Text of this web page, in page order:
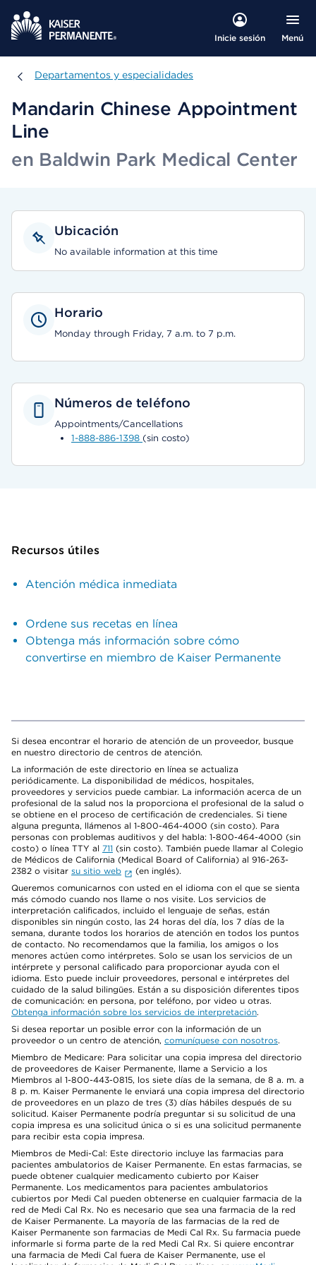
Inicie sesión Menú
Departamentos y especialidades
Departamentos y especialidades
Mandarin Chinese Appointment
Line
en Baldwin Park Medical Center
Ubicación
No available information at this time
Horario
Monday through Friday, 7 a.m. to 7 p.m.
Números de teléfono
Appointments/Cancellations
1-888-886-1398 (sin costo)
Recursos útiles
Atención médica inmediata
Ordene sus recetas en línea
Obtenga más información sobre cómo
convertirse en miembro de Kaiser Permanente
Si desea encontrar el horario de atención de un proveedor, busque
en nuestro directorio de centros de atención.
La información de este directorio en línea se actualiza
periódicamente. La disponibilidad de médicos, hospitales,
proveedores y servicios puede cambiar. La información acerca de un
profesional de la salud nos la proporciona el profesional de la salud o
se obtiene en el proceso de certificación de credenciales. Si tiene
alguna pregunta, llámenos al 1-800-464-4000 (sin costo). Para
personas con problemas auditivos y del habla: 1-800-464-4000 (sin
costo) o línea TTY al 711 (sin costo). También puede llamar al Colegio
de Médicos de California (Medical Board of California) al 916-263-
2382 o visitar su sitio web
(en inglés).
Queremos comunicarnos con usted en el idioma con el que se sienta
más cómodo cuando nos llame o nos visite. Los servicios de
interpretación calificados, incluido el lenguaje de señas, están
disponibles sin ningún costo, las 24 horas del día, los 7 días de la
semana, durante todos los horarios de atención en todos los puntos
de contacto. No recomendamos que la familia, los amigos o los
menores actúen como intérpretes. Solo se usan los servicios de un
intérprete y personal calificado para proporcionar ayuda con el
idioma. Esto puede incluir proveedores, personal e intérpretes del
cuidado de la salud bilingües. Están a su disposición diferentes tipos
de comunicación: en persona, por teléfono, por video u otras.
Obtenga información sobre los servicios de interpretación.
Si desea reportar un posible error con la información de un
proveedor o un centro de atención, comuníquese con nosotros.
Miembro de Medicare: Para solicitar una copia impresa del directorio
de proveedores de Kaiser Permanente, llame a Servicio a los
Miembros al 1-800-443-0815, los siete días de la semana, de 8 a. m. a
8 p. m. Kaiser Permanente le enviará una copia impresa del directorio
de proveedores en un plazo de tres (3) días hábiles después de su
solicitud. Kaiser Permanente podría preguntar si su solicitud de una
copia impresa es una solicitud única o si es una solicitud permanente
para recibir esta copia impresa.
Miembros de Medi-Cal: Este directorio incluye las farmacias para
pacientes ambulatorios de Kaiser Permanente. En estas farmacias, se
puede obtener cualquier medicamento cubierto por Kaiser
Permanente. Los medicamentos para pacientes ambulatorios
cubiertos por Medi Cal pueden obtenerse en cualquier farmacia de la
red de Medi Cal Rx. No es necesario que sea una farmacia de la red
de Kaiser Permanente. La mayoría de las farmacias de la red de
Kaiser Permanente son farmacias de Medi Cal Rx. Su farmacia puede
informarle si forma parte de la red Medi Cal Rx. Si quiere encontrar
una farmacia de Medi Cal fuera de Kaiser Permanente, use el